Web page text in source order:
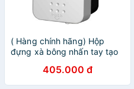
( Hàng chính hãng) Hộp
đựng xà bông nhấn tay tạo
xà bông tạo bọt Green
Apple
405.000 đ